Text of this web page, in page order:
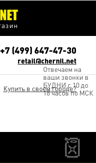
retail@chernil.net
+7 (499) 647-47-30
Отвечаем на
ваши звонки в
БУДНИ с 10 до
18 часов по МСК
Купить в своем городе?